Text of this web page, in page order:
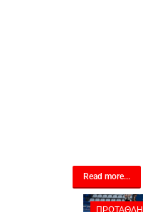
Read more...